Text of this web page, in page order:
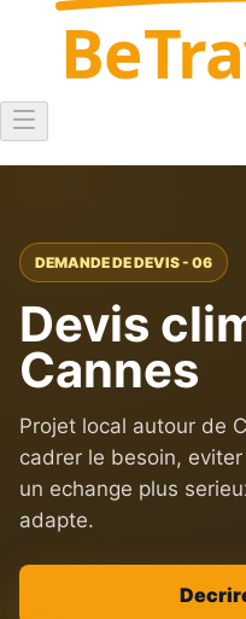
Be
DEMANDE DE DEVIS - 06
Devis
Cannes
Projet local autour de
cadrer le besoin,
un echange plus
adapte.